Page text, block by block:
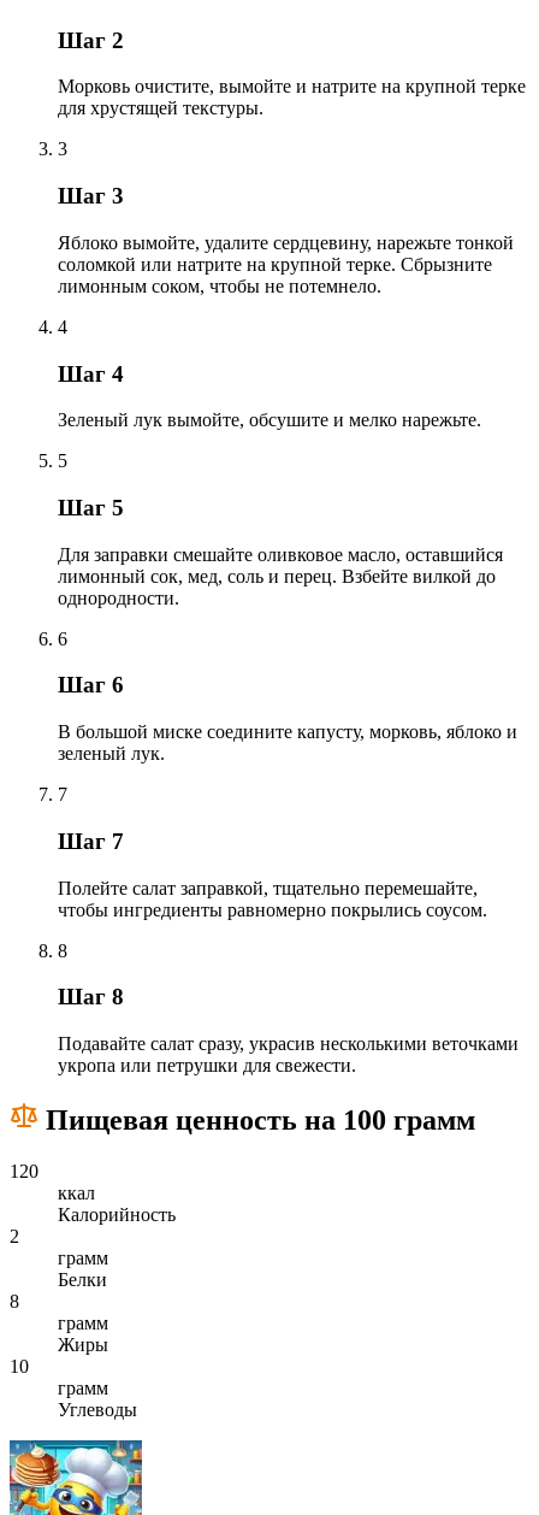
Шаг 2
Морковь очистите, вымойте и натрите на крупной терке
для хрустящей текстуры.
3
Шаг 3
Яблоко вымойте, удалите сердцевину, нарежьте тонкой
соломкой или натрите на крупной терке. Сбрызните
лимонным соком, чтобы не потемнело.
4
Шаг 4
Зеленый лук вымойте, обсушите и мелко нарежьте.
5
Шаг 5
Для заправки смешайте оливковое масло, оставшийся
лимонный сок, мед, соль и перец. Взбейте вилкой до
однородности.
6
Шаг 6
В большой миске соедините капусту, морковь, яблоко и
зеленый лук.
7
Шаг 7
Полейте салат заправкой, тщательно перемешайте,
чтобы ингредиенты равномерно покрылись соусом.
8
Шаг 8
Подавайте салат сразу, украсив несколькими веточками
укропа или петрушки для свежести.
Пищевая ценность на 100 грамм
120
ккал
Калорийность
2
грамм
Белки
8
грамм
Жиры
10
грамм
Углеводы